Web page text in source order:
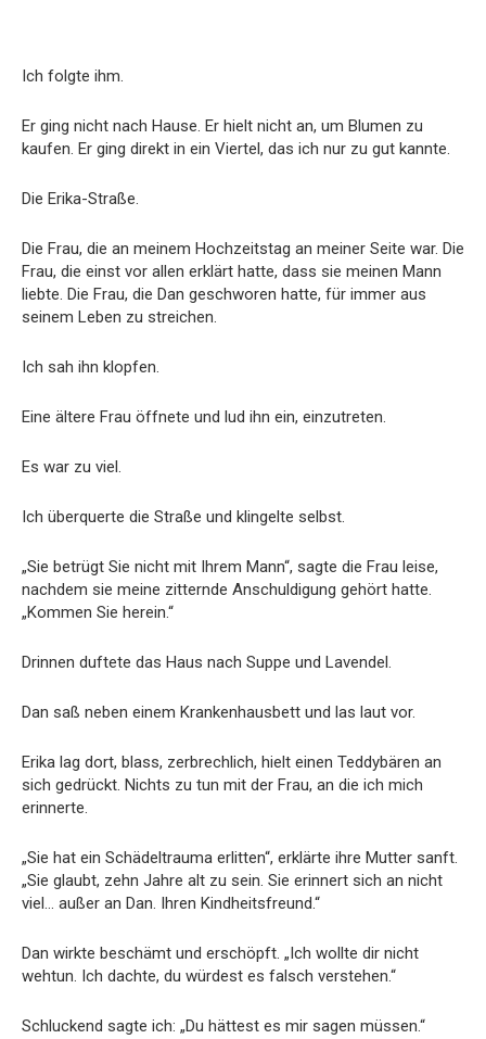
Ich folgte ihm.
Er ging nicht nach Hause. Er hielt nicht an, um Blumen zu
kaufen. Er ging direkt in ein Viertel, das ich nur zu gut kannte.
Die Erika-Straße.
Die Frau, die an meinem Hochzeitstag an meiner Seite war. Die
Frau, die einst vor allen erklärt hatte, dass sie meinen Mann
liebte. Die Frau, die Dan geschworen hatte, für immer aus
seinem Leben zu streichen.
Ich sah ihn klopfen.
Eine ältere Frau öffnete und lud ihn ein, einzutreten.
Es war zu viel.
Ich überquerte die Straße und klingelte selbst.
„Sie betrügt Sie nicht mit Ihrem Mann“, sagte die Frau leise,
nachdem sie meine zitternde Anschuldigung gehört hatte.
„Kommen Sie herein.“
Drinnen duftete das Haus nach Suppe und Lavendel.
Dan saß neben einem Krankenhausbett und las laut vor.
Erika lag dort, blass, zerbrechlich, hielt einen Teddybären an
sich gedrückt. Nichts zu tun mit der Frau, an die ich mich
erinnerte.
„Sie hat ein Schädeltrauma erlitten“, erklärte ihre Mutter sanft.
„Sie glaubt, zehn Jahre alt zu sein. Sie erinnert sich an nicht
viel… außer an Dan. Ihren Kindheitsfreund.“
Dan wirkte beschämt und erschöpft. „Ich wollte dir nicht
wehtun. Ich dachte, du würdest es falsch verstehen.“
Schluckend sagte ich: „Du hättest es mir sagen müssen.“